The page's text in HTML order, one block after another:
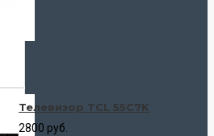
Телевизор TCL 55C7K
2800 руб.